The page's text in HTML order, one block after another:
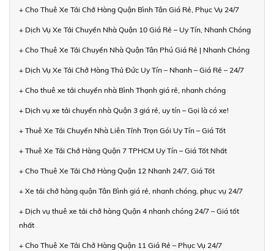
+ Cho Thuê Xe Tải Chở Hàng Quận Bình Tân Giá Rẻ, Phục Vụ 24/7
+ Dịch Vụ Xe Tải Chuyển Nhà Quận 10 Giá Rẻ – Uy Tín, Nhanh Chóng
+ Cho Thuê Xe Tải Chuyển Nhà Quận Tân Phú Giá Rẻ | Nhanh Chóng
+ Dịch Vụ Xe Tải Chở Hàng Thủ Đức Uy Tín – Nhanh – Giá Rẻ – 24/7
+ Cho thuê xe tải chuyển nhà Bình Thạnh giá rẻ, nhanh chóng
+ Dịch vụ xe tải chuyển nhà Quận 3 giá rẻ, uy tín – Gọi là có xe!
+ Thuê Xe Tải Chuyển Nhà Liên Tỉnh Trọn Gói Uy Tín – Giá Tốt
+ Thuê Xe Tải Chở Hàng Quận 7 TPHCM Uy Tín – Giá Tốt Nhất
+ Cho Thuê Xe Tải Chở Hàng Quận 12 Nhanh 24/7, Giá Tốt
+ Xe tải chở hàng quận Tân Bình giá rẻ, nhanh chóng, phục vụ 24/7
+ Dịch vụ thuê xe tải chở hàng Quận 4 nhanh chóng 24/7 – Giá tốt
nhất
+ Cho Thuê Xe Tải Chở Hàng Quận 11 Giá Rẻ – Phục Vụ 24/7